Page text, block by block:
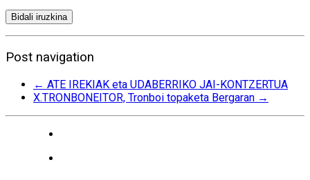
Post navigation
← ATE IREKIAK eta UDABERRIKO JAI-KONTZERTUA
X.TRONBONEITOR, Tronboi topaketa Bergaran →